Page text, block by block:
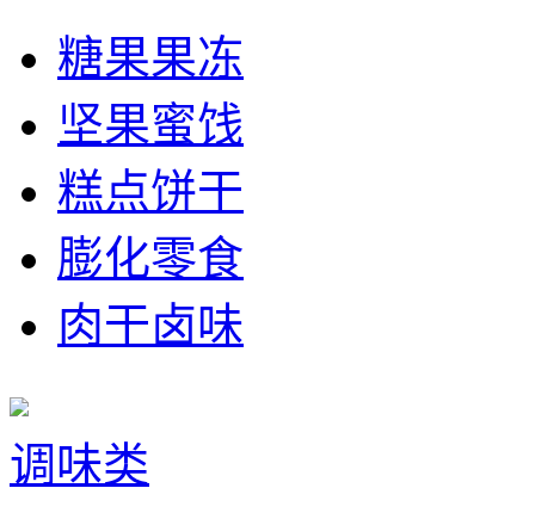
糖果果冻
坚果蜜饯
糕点饼干
膨化零食
肉干卤味
调味类